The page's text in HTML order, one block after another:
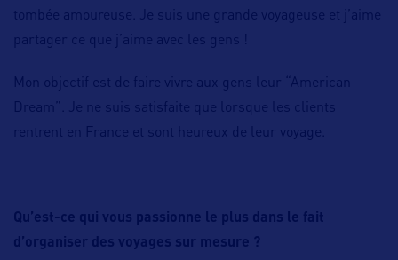
tombée amoureuse. Je suis une grande voyageuse et j’aime
partager ce que j’aime avec les gens !
Mon objectif est de faire vivre aux gens leur “American
Dream”. Je ne suis satisfaite que lorsque les clients
rentrent en France et sont heureux de leur voyage.
Qu’est-ce qui vous passionne le plus dans le fait
d’organiser des voyages sur mesure ?